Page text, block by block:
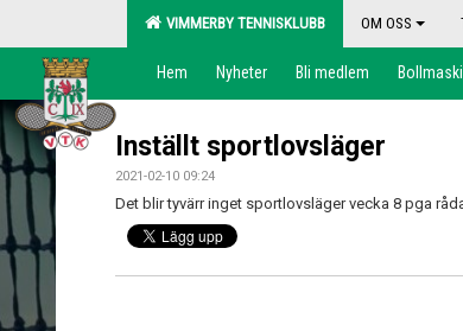
VIMMERBY TENNISKLUBB OM OSS
Hem Nyheter Bli medlem
Inställt sportlovsläger
2021-02-10 09:24
Det blir tyvärr inget sportlovsläger vecka 8 pga